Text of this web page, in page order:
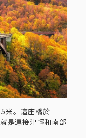
米。這座橋於
是連接津輕和南部